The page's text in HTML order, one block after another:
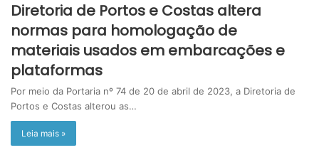
Diretoria de Portos e Costas altera
normas para homologação de
materiais usados em embarcações e
plataformas
Por meio da Portaria nº 74 de 20 de abril de 2023, a Diretoria de
Portos e Costas alterou as…
Leia mais »